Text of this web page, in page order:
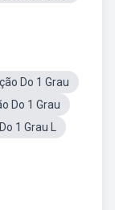
Do 1 Grau
Do 1 Grau
1 Grau L